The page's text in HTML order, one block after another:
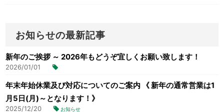
お知らせの最新記事
新年のご挨拶 ～ 2026年もどうぞ宜しくお願い致します！
2026/01/01
年末年始休業及び対応についてのご案内 《 新年の通常営業は1
月5日(月)～となります！》
2025/12/20 お知らせ